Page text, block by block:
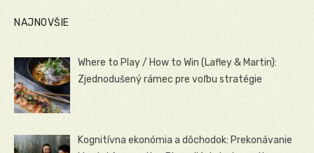
NAJNOVŠIE
Where to Play / How to Win (Lafley & Martin):
Zjednodušený rámec pre voľbu stratégie
Kognitívna ekonómia a dôchodok: Prekonávanie